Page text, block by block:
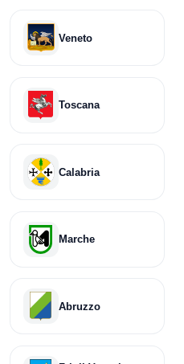
Veneto
Toscana
Calabria
Marche
Abruzzo